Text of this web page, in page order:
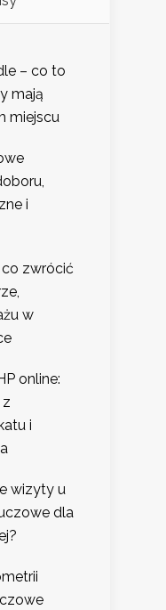
– co to
mają
miejscu
i
co zwrócić
w
online:
i
wizyty u
dla